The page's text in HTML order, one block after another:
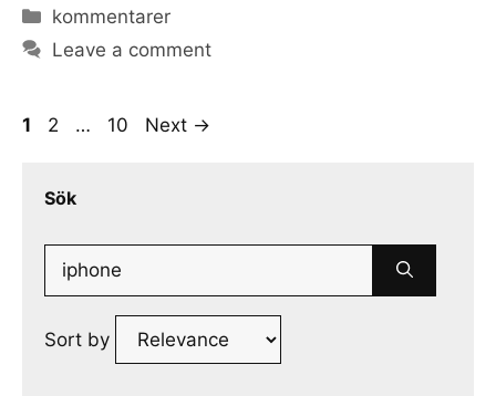
Categories
kommentarer
Leave a comment
Page
1 Page
2 … Page
10 Next →
Sök
Search
for:
Sort by